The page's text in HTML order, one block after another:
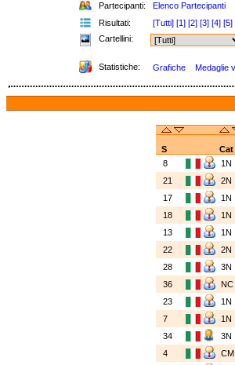
Partecipanti: Elenco Partecipanti
Risultati:
[Tutti] [1] [2] [3] [4] [5]
Cartellini:
Statistiche: Grafiche Medaglie
S Cat
8
1N
21
2N
17
1N
18
1N
13
1N
22
2N
28
3N
36
NC
23
1N
7
1N
34
3N
4
CM